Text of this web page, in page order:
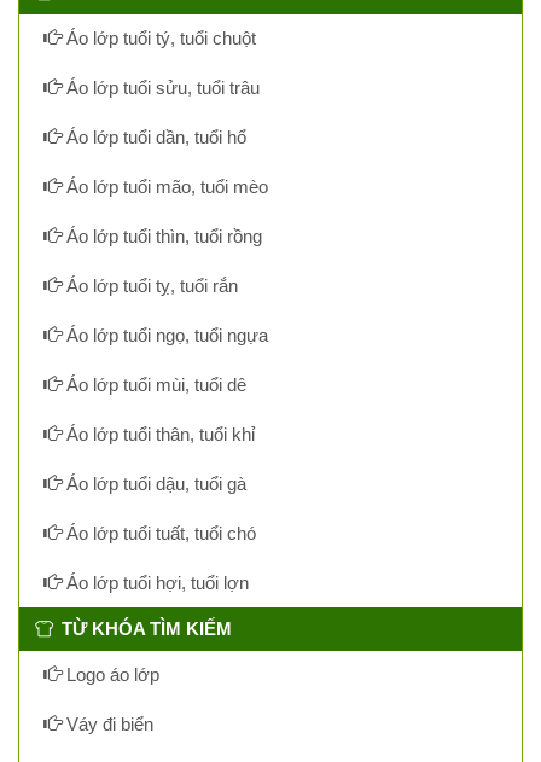
Áo lớp tuổi tý, tuổi chuột
Áo lớp tuổi sửu, tuổi trâu
Áo lớp tuổi dần, tuổi hổ
Áo lớp tuổi mão, tuổi mèo
Áo lớp tuổi thìn, tuổi rồng
Áo lớp tuổi tỵ, tuổi rắn
Áo lớp tuổi ngọ, tuổi ngựa
Áo lớp tuổi mùi, tuổi dê
Áo lớp tuổi thân, tuổi khỉ
Áo lớp tuổi dậu, tuổi gà
Áo lớp tuổi tuất, tuổi chó
Áo lớp tuổi hợi, tuổi lợn
TỪ KHÓA TÌM KIẾM
Logo áo lớp
Váy đi biển